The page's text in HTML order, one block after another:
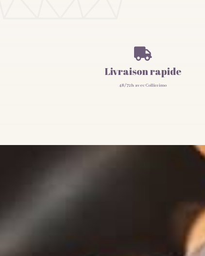

Livraison rapide
48/72h avec Collissimo